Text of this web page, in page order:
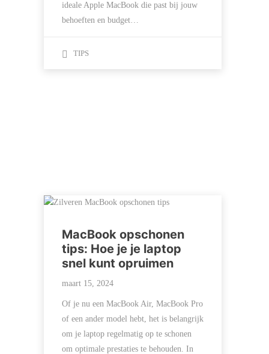
ideale Apple MacBook die past bij jouw
behoeften en budget…
TIPS
MacBook opschonen
tips: Hoe je je laptop
snel kunt opruimen
maart 15, 2024
Of je nu een MacBook Air, MacBook Pro
of een ander model hebt, het is belangrijk
om je laptop regelmatig op te schonen
om optimale prestaties te behouden. In